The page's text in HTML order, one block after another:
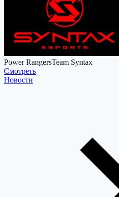
Power RangersTeam Syntax
Cмотреть
Новости